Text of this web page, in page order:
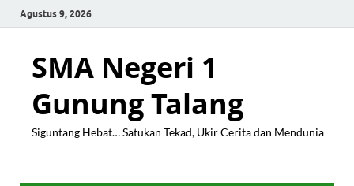
Agustus 9, 2026
SMA Negeri 1
Gunung Talang
Siguntang Hebat… Satukan Tekad, Ukir Cerita dan Mendunia